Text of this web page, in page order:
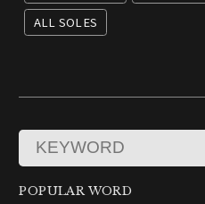
ALL SOLES
POPULAR WORD